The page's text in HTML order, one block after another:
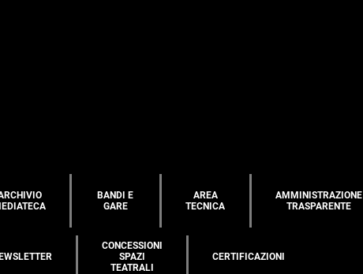
BANDI E
GARE
AREA
TECNICA
AMMINISTRAZIONE
TRASPARENTE
CONCESSIONI
SPAZI
TEATRALI
CERTIFICAZIONI